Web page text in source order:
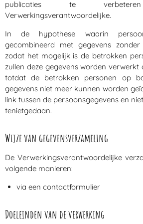
publicaties te
Verwerkingsverantwoordelijke.
In de hypothese waarin
gecombineerd met gegevens
zodat het mogelijk is de betrokken
zullen deze gegevens worden verwerkt
totdat de betrokken personen op
gegevens niet meer kunnen worden
link tussen de persoonsgegevens en
tenietgedaan.
Wijze van gegevensverzameling
De Verwerkingsverantwoordelijke
volgende manieren:
via een contactformulier
Doeleinden van de verwerking